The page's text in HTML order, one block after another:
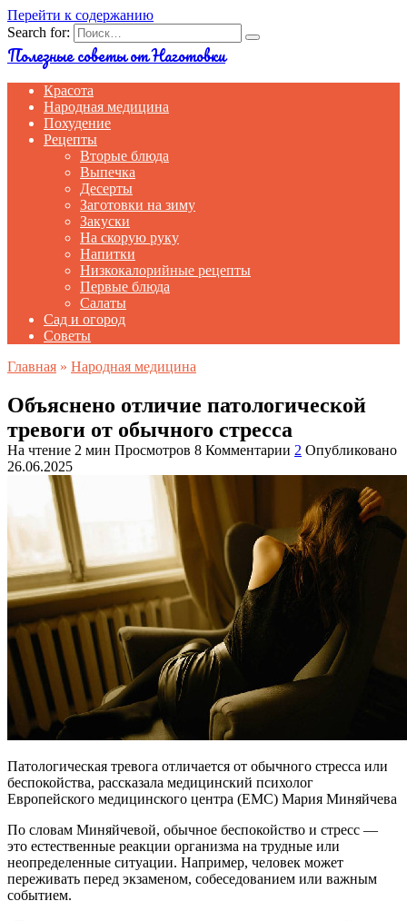
Перейти к содержанию
Search for:
Полезные советы от Наготовки
Красота
Народная медицина
Похудение
Рецепты
Вторые блюда
Выпечка
Десерты
Заготовки на зиму
Закуски
На скорую руку
Напитки
Низкокалорийные рецепты
Первые блюда
Салаты
Сад и огород
Советы
Главная » Народная медицина
Объяснено отличие патологической
тревоги от обычного стресса
На чтение 2 мин Просмотров 8 Комментарии 2 Опубликовано
26.06.2025
Патологическая тревога отличается от обычного стресса или
беспокойства, рассказала медицинский психолог
Европейского медицинского центра (ЕМС) Мария Миняйчева
По словам Миняйчевой, обычное беспокойство и стресс —
это естественные реакции организма на трудные или
неопределенные ситуации. Например, человек может
переживать перед экзаменом, собеседованием или важным
событием.